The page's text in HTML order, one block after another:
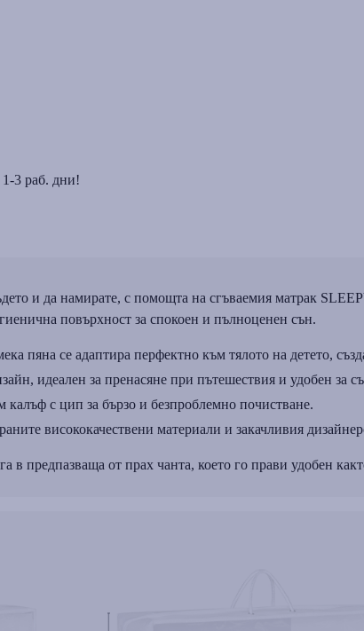
3 раб. дни!
и да намирате, с помощта на сгъваемия матрак
повърхност за спокоен и пълноценен сън.
пяна се адаптира перфектно към тялото на детето,
идеален за пренасяне при пътешествия и удобен за
калъф с цип за бързо и безпроблемно почистване.
висококачествени материали и закачливия
в предпазваща от прах чанта, което го прави удобен